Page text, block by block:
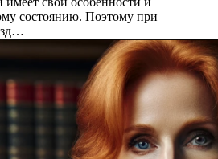
состоянию. Поэтому при
зд…